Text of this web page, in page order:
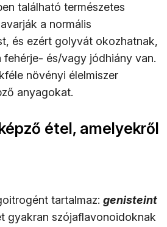
található természetes
a normális
és ezért golyvát okozhatnak,
fehérje- és/vagy jódhiány van.
növényi élelmiszer
anyagokat.
étel, amelyekről
tartalmaz: genisteint
gyakran szójaflavonoidoknak